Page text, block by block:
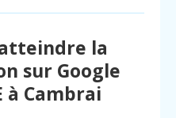
la
sur Google
à Cambrai